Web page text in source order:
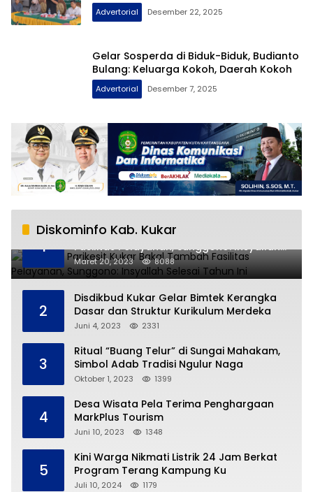
Advertorial Desember 22, 2025
Gelar Sosperda di Biduk-Biduk, Budianto
Bulang: Keluarga Kokoh, Daerah Kokoh
Advertorial Desember 7, 2025
Diskominfo Kab. Kukar
1
RSUD AM Parikesit Kukar Bakal Tambah
Fasilitas Pelayanan, Sunggono: Insyallah
Selesai Tahun Ini
Maret 20, 2023 8088
2
Disdikbud Kukar Gelar Bimtek Kerangka
Dasar dan Struktur Kurikulum Merdeka
Juni 4, 2023 2331
3
Ritual “Buang Telur” di Sungai Mahakam,
Simbol Adab Tradisi Ngulur Naga
Oktober 1, 2023 1399
4
Desa Wisata Pela Terima Penghargaan
MarkPlus Tourism
Juni 10, 2023 1348
5
Kini Warga Nikmati Listrik 24 Jam Berkat
Program Terang Kampung Ku
Juli 10, 2024 1179